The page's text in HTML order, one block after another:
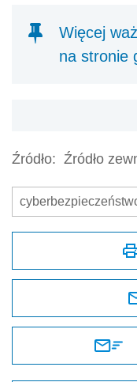
Więcej
na stronie
Źródło: Źródło